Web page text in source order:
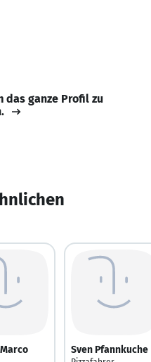
das ganze Profil zu
Sven Pfannkuche